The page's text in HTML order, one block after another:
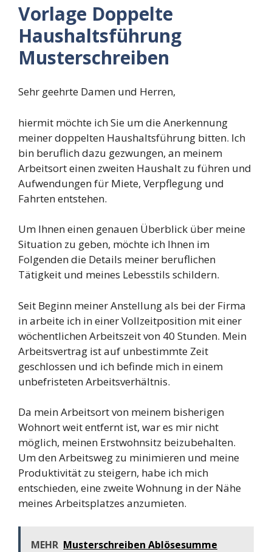
Vorlage Doppelte
Haushaltsführung
Musterschreiben
Sehr geehrte Damen und Herren,
hiermit möchte ich Sie um die Anerkennung
meiner doppelten Haushaltsführung bitten. Ich
bin beruflich dazu gezwungen, an meinem
Arbeitsort einen zweiten Haushalt zu führen und
Aufwendungen für Miete, Verpflegung und
Fahrten entstehen.
Um Ihnen einen genauen Überblick über meine
Situation zu geben, möchte ich Ihnen im
Folgenden die Details meiner beruflichen
Tätigkeit und meines Lebesstils schildern.
Seit Beginn meiner Anstellung als bei der Firma
inarbeite ich in einer Vollzeitposition mit einer
wöchentlichen Arbeitszeit von 40 Stunden. Mein
Arbeitsvertrag ist auf unbestimmte Zeit
geschlossen und ich befinde mich in einem
unbefristeten Arbeitsverhältnis.
Da mein Arbeitsort von meinem bisherigen
Wohnortweit entfernt ist, war es mir nicht
möglich, meinen Erstwohnsitz beizubehalten.
Um den Arbeitsweg zu minimieren und meine
Produktivität zu steigern, habe ich mich
entschieden, eine zweite Wohnung in der Nähe
meines Arbeitsplatzes anzumieten.
MEHR Musterschreiben Ablösesumme